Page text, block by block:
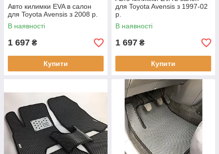
Авто килимки EVA в салон
для Toyota Avensis з 2008 р.
В наявності
1 697 ₴
Купити
для Toyota Avensis з 1997-02
р.
В наявності
1 697 ₴
Купити